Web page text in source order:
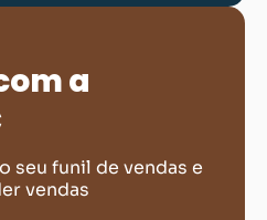
a
seu funil de vendas e
vendas